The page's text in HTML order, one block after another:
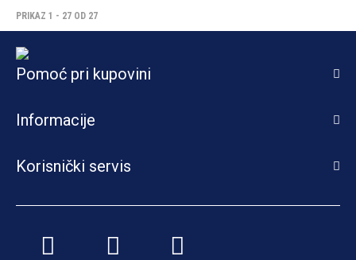
PRIKAZ 1 - 27 OD 27
Pomoć pri kupovini
Informacije
Korisnički servis